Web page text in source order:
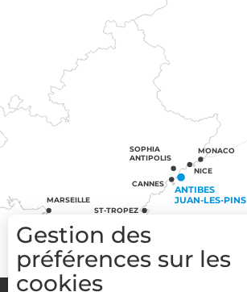
ST-TROPEZ
MARSEILLE
CANNES
ANTIBES
JUAN-LES-PINS
SOPHIA
ANTIPOLIS
NICE
MONACO
Gestion des
préférences sur les
cookies